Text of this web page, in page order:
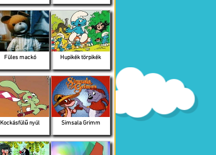
Füles mackó Hupikék törpikék
Kockásfülű nyúl Simsala Grimm